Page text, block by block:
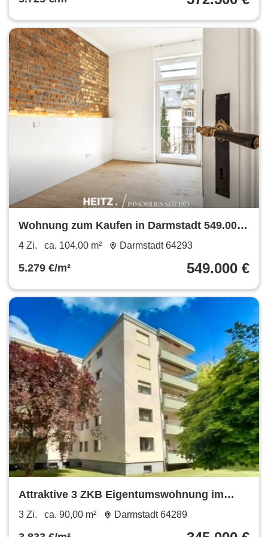
Wohnung zum Kaufen in Darmstadt 549.000
€ 104 m²
4 Zi. ca. 104,00 m² Darmstadt 64293
5.279 €/m² 549.000 €
Attraktive 3 ZKB Eigentumswohnung im
begehrten Komponistenviertel
3 Zi. ca. 90,00 m² Darmstadt 64289